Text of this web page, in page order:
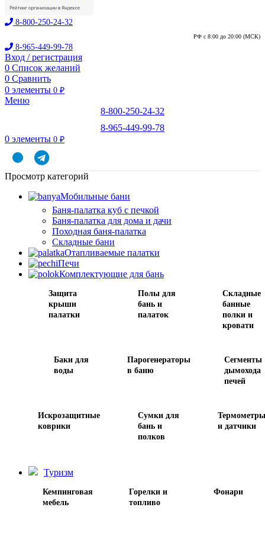
8-800-250-24-32
РФ с 8:00 до 20:00 (МСК)
8-965-449-99-78
Вход / регистрация
0 Список желаний
0 Сравнить
0 элементы 0 ₽
Меню
8-800-250-24-32
8-965-449-99-78
0 элементы 0 ₽
Просмотр категорий
Мобильные бани
Баня-палатка куб с печкой
Баня-палатка для дома и дачи
Походная баня-палатка
Складные бани
Отапливаемые палатки
Печи
Комплектующие для бань
Защита
крыши
палатки
Полы для
бань и
палаток
Складные
банные
полки и
кровати
Баки для
воды
Парогенераторы
в баню
Сегменты
дымохода
печей
Искрозащитные
коврики
Сумки для
бань и
полков
Термометры
и датчики
Туризм
Кемпинговая
мебель
Горелки и
топливо
Фонари